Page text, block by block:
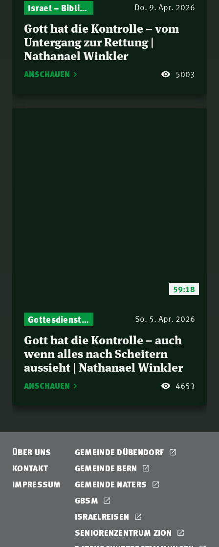
Gottesdienst-Botschaften – Jeden Sonntag neu: Aktuelle Predigten vom Mitternachtsruf
Israel – Biblische Perspektiven & aktuelle Einordnungen Do. 9. Apr. 2026
Gott hat die Kontrolle – vom
Untergang zur Rettung |
Nathanael Winkler
ANSCHAUEN 5003
59:18
Gottesdienst-Botschaften – Jeden Sonntag neu: Aktuelle Predigten vom Mitternachtsruf So. 5. Apr. 2026
Gott hat die Kontrolle – auch
wenn alles nach Scheitern
aussieht | Nathanael Winkler
ANSCHAUEN 4653
ÜBER UNS
KONTAKT
IMPRESSUM
GEMEINDE DÜBENDORF
GEMEINDE BERN
GEMEINDE NATERS
GBSM
ISRAELREISEN
SENIORENZENTRUM ZION